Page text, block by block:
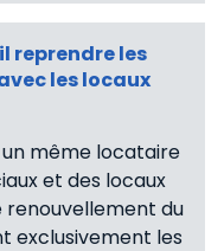
reprendre les
les locaux
un même locataire
et des locaux
renouvellement du
exclusivement les